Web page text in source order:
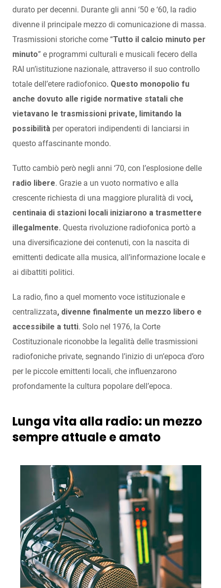
durato per decenni. Durante gli anni ‘50 e ‘60, la radio
divenne il principale mezzo di comunicazione di massa.
Trasmissioni storiche come “Tutto il calcio minuto per
minuto” e programmi culturali e musicali fecero della
RAI un’istituzione nazionale, attraverso il suo controllo
totale dell’etere radiofonico. Questo monopolio fu
anche dovuto alle rigide normative statali che
vietavano le trasmissioni private, limitando la
possibilità per operatori indipendenti di lanciarsi in
questo affascinante mondo.
Tutto cambiò però negli anni ‘70, con l’esplosione delle
radio libere. Grazie a un vuoto normativo e alla
crescente richiesta di una maggiore pluralità di voci,
centinaia di stazioni locali iniziarono a trasmettere
illegalmente. Questa rivoluzione radiofonica portò a
una diversificazione dei contenuti, con la nascita di
emittenti dedicate alla musica, all’informazione locale e
ai dibattiti politici.
La radio, fino a quel momento voce istituzionale e
centralizzata, divenne finalmente un mezzo libero e
accessibile a tutti. Solo nel 1976, la Corte
Costituzionale riconobbe la legalità delle trasmissioni
radiofoniche private, segnando l’inizio di un’epoca d’oro
per le piccole emittenti locali, che influenzarono
profondamente la cultura popolare dell’epoca.
Lunga vita alla radio: un mezzo
sempre attuale e amato